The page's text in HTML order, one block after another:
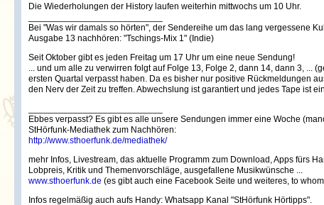
Die Wiederholungen der History laufen weiterhin mittwochs um 10 Uhr.
Bei "Was wir damals so hörten", der Sendereihe um das lang vergessene
Ausgabe 13 nachhören: "Tschings-Mix 1" (Indie)
Seit Oktober gibt es jeden Freitag um 17 Uhr um eine neue Sendung!
... und um alle zu verwirren folgt auf Folge 13, Folge 2, dann 14, dann 3, ...
ersten Quartal verpasst haben. Da es bisher nur positive Rückmeldungen
den Nerv der Zeit zu treffen. Abwechslung ist garantiert und jedes Tape ist
Ebbes verpasst? Es gibt es alle unsere Sendungen immer eine Woche
StHörfunk-Mediathek zum Nachhören:
http://www.sthoerfunk.de/mediathek/
mehr Infos, Livestream, das aktuelle Programm zum Download, Apps fürs
Lobpreis, Kritik und Themenvorschläge, ausgefallene Musikwünsche ...
www.sthoerfunk.de (es gibt auch eine Facebook Seite und weiteres, to
Infos regelmäßig auch aufs Handy: Whatsapp Kanal "StHörfunk Hörtipps".